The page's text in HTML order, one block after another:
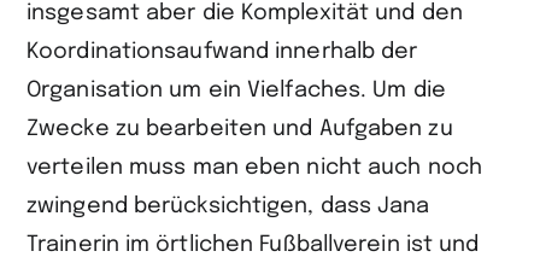
insgesamt aber die Komplexität und den
Koordinationsaufwand innerhalb der
Organisation um ein Vielfaches. Um die
Zwecke zu bearbeiten und Aufgaben zu
verteilen muss man eben nicht auch noch
zwingend berücksichtigen, dass Jana
Trainerin im örtlichen Fußballverein ist und